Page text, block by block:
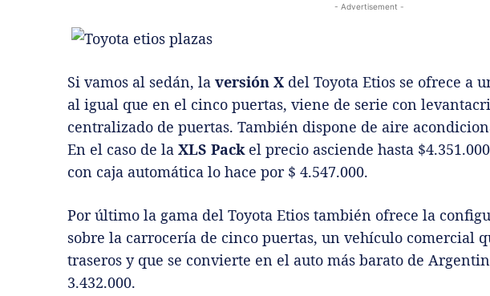
- Advertisement -
Si vamos al sedán, la versión X del Toyota Etios se ofrece a
al igual que en el cinco puertas, viene de serie con
centralizado de puertas. También dispone de aire
En el caso de la XLS Pack el precio asciende hasta
con caja automática lo hace por $ 4.547.000.
Por último la gama del Toyota Etios también ofrece la
sobre la carrocería de cinco puertas, un vehículo comercial
traseros y que se convierte en el auto más barato de
3.432.000.